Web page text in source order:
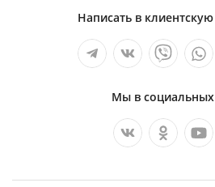
Написать в
Мы в социальных